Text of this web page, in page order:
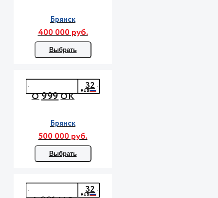
Брянск
400 000 руб.
Выбрать
О999ОК
32
Брянск
500 000 руб.
Выбрать
32